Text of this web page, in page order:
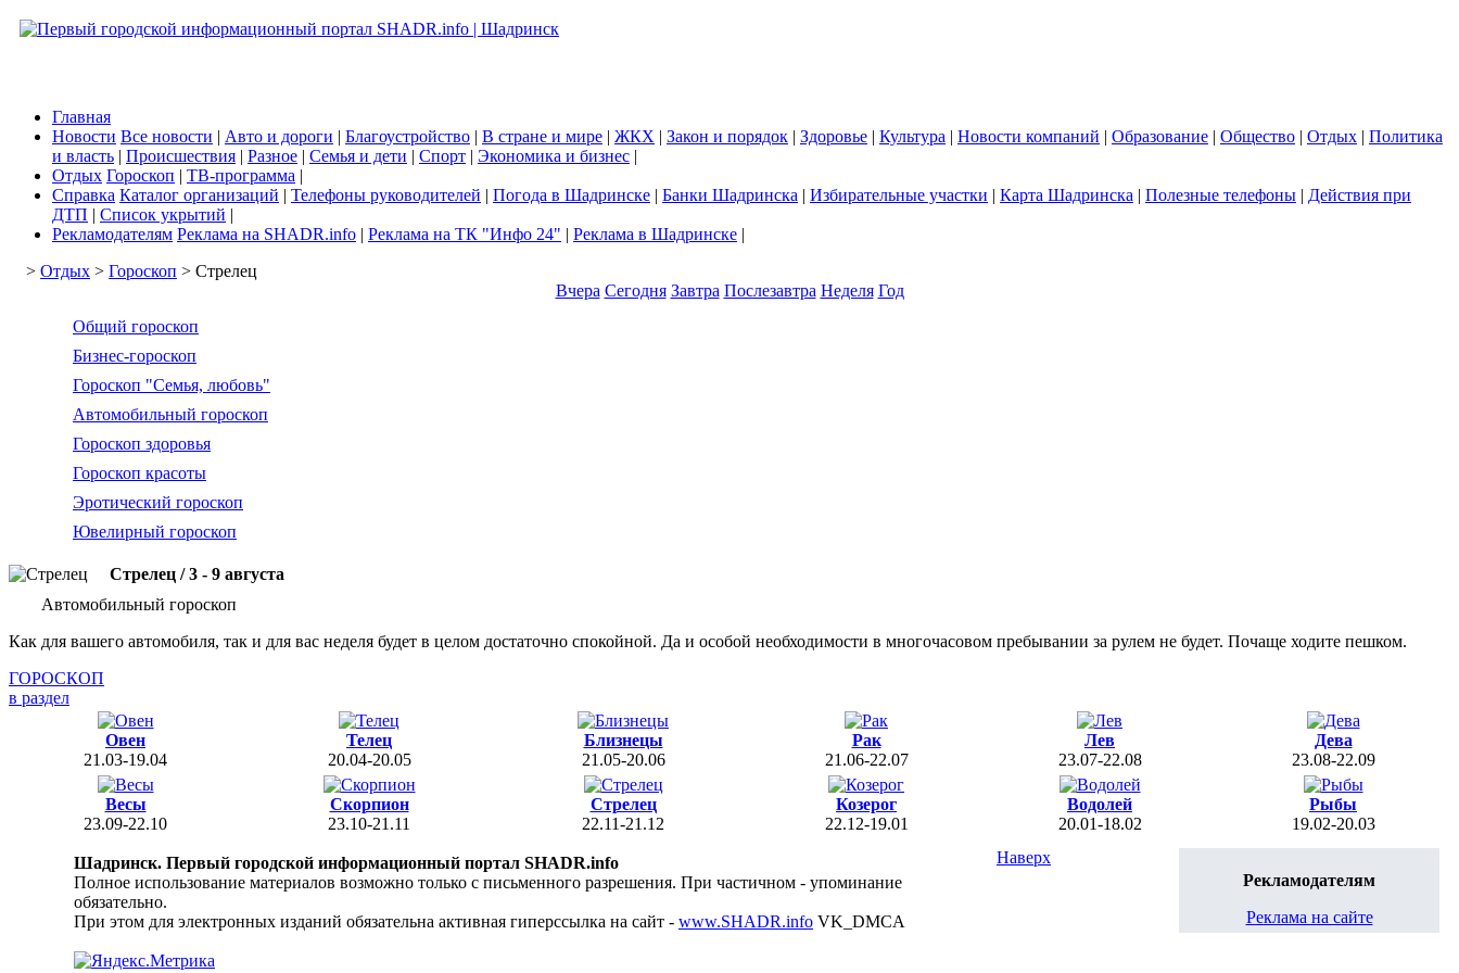
Главная
Новости Все новости | Авто и дороги | Благоустройство | В стране и мире | ЖКХ | Закон и порядок | Здоровье | Культура | Новости компаний | Образование | Общество | Отдых | Политика
и власть | Происшествия | Разное | Семья и дети | Спорт | Экономика и бизнес |
Отдых Гороскоп | ТВ-программа |
Справка Каталог организаций | Телефоны руководителей | Погода в Шадринске | Банки Шадринска | Избирательные участки | Карта Шадринска | Полезные телефоны | Действия при
ДТП | Список укрытий |
Рекламодателям Реклама на SHADR.info | Реклама на ТК "Инфо 24" | Реклама в Шадринске |
> Отдых > Гороскоп > Стрелец
Вчера Сегодня Завтра Послезавтра Неделя Год
Общий гороскоп
Бизнес-гороскоп
Гороскоп "Семья, любовь"
Автомобильный гороскоп
Гороскоп здоровья
Гороскоп красоты
Эротический гороскоп
Ювелирный гороскоп
Стрелец / 3 - 9 августа
Автомобильный гороскоп
Как для вашего автомобиля, так и для вас неделя будет в целом достаточно спокойной. Да и особой необходимости в многочасовом пребывании за рулем не будет. Почаще ходите пешком.
ГОРОСКОП
в раздел
Овен
21.03-19.04
Телец
20.04-20.05
Близнецы
21.05-20.06
Рак
21.06-22.07
Лев
23.07-22.08
Дева
23.08-22.09
Весы
23.09-22.10
Скорпион
23.10-21.11
Стрелец
22.11-21.12
Козерог
22.12-19.01
Водолей
20.01-18.02
Рыбы
19.02-20.03
Шадринск. Первый городской информационный портал SHADR.info
Полное использование материалов возможно только с письменного разрешения. При частичном - упоминание
обязательно.
При этом для электронных изданий обязательна активная гиперссылка на сайт - www.SHADR.info VK_DMCA
Рекламодателям
Реклама на сайте
Наверх